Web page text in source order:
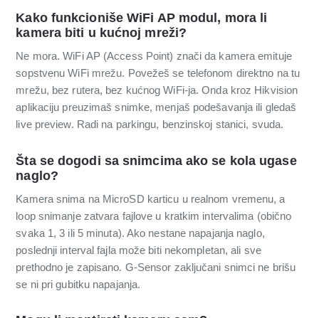
Kako funkcioniše WiFi AP modul, mora li
kamera biti u kućnoj mreži?
Ne mora. WiFi AP (Access Point) znači da kamera emituje
sopstvenu WiFi mrežu. Povežeš se telefonom direktno na tu
mrežu, bez rutera, bez kućnog WiFi-ja. Onda kroz Hikvision
aplikaciju preuzimaš snimke, menjaš podešavanja ili gledaš
live preview. Radi na parkingu, benzinskoj stanici, svuda.
Šta se dogodi sa snimcima ako se kola ugase
naglo?
Kamera snima na MicroSD karticu u realnom vremenu, a
loop snimanje zatvara fajlove u kratkim intervalima (obično
svaka 1, 3 ili 5 minuta). Ako nestane napajanja naglo,
poslednji interval fajla može biti nekompletan, ali sve
prethodno je zapisano. G-Sensor zaključani snimci ne brišu
se ni pri gubitku napajanja.